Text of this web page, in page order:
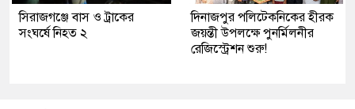
সিরাজগঞ্জে বাস ও ট্রাকের
সংঘর্ষে নিহত ২
দিনাজপুর পলিটেকনিকের হীরক
জয়ন্তী উপলক্ষে পুনর্মিলনীর
রেজিস্ট্রেশন শুরু!